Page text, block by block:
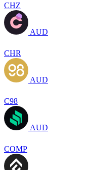
CHZ
AUD
CHR
AUD
C98
AUD
COMP